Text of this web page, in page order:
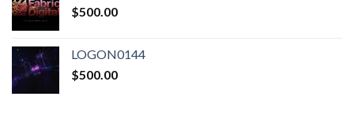
$500.00
LOGON0144
$500.00